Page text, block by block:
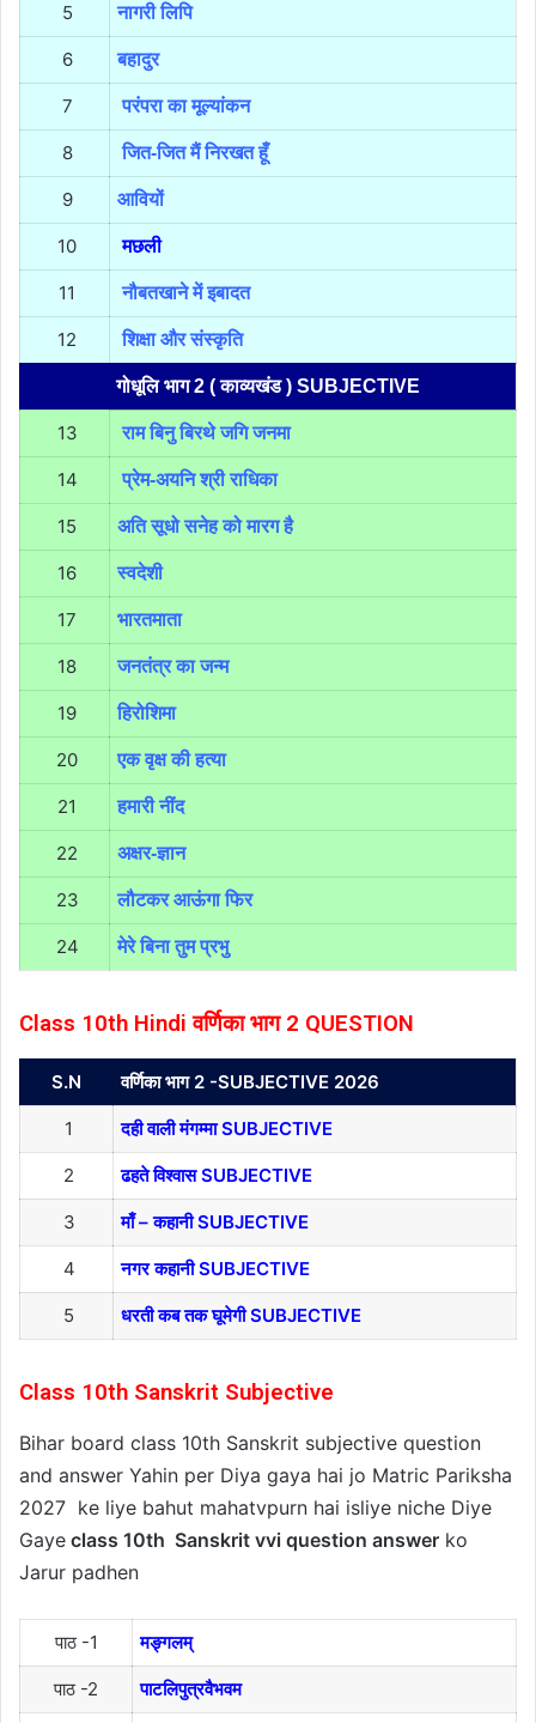
5 नागरी लिपि
6 बहादुर
7 परंपरा का मूल्यांकन
8 जित-जित मैं निरखत हूँ
9 आवियों
10 मछली
11 नौबतखाने में इबादत
12 शिक्षा और संस्कृति
गोधूलि भाग 2 ( काव्यखंड ) SUBJECTIVE
13 राम बिनु बिरथे जगि जनमा
14 प्रेम-अयनि श्री राधिका
15 अति सूधो सनेह को मारग है
16 स्वदेशी
17 भारतमाता
18 जनतंत्र का जन्म
19 हिरोशिमा
20 एक वृक्ष की हत्या
21 हमारी नींद
22 अक्षर-ज्ञान
23 लौटकर आऊंगा फिर
24 मेरे बिना तुम प्रभु
Class 10th Hindi वर्णिका भाग 2 QUESTION
S.N वर्णिका भाग 2 -SUBJECTIVE 2026
1 दही वाली मंगम्मा SUBJECTIVE
2 ढहते विश्वास SUBJECTIVE
3 माँ – कहानी SUBJECTIVE
4 नगर कहानी SUBJECTIVE
5 धरती कब तक घूमेगी SUBJECTIVE
Class 10th Sanskrit Subjective
Bihar board class 10th Sanskrit subjective question
and answer Yahin per Diya gaya hai jo Matric Pariksha
2027 ke liye bahut mahatvpurn hai isliye niche Diye
Gaye class 10th Sanskrit vvi question answer ko
Jarur padhen
पाठ -1 मङ्गलम्
पाठ -2 पाटलिपुत्रवैभवम